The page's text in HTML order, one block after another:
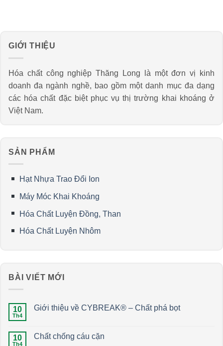
GIỚI THIỆU
Hóa chất công nghiệp Thăng Long là một đơn vị kinh
doanh đa ngành nghề, bao gồm một danh mục đa dạng
các hóa chất đặc biệt phục vụ thị trường khai khoáng ở
Việt Nam.
SẢN PHẨM
Hạt Nhựa Trao Đổi Ion
Máy Móc Khai Khoáng
Hóa Chất Luyện Đồng, Than
Hóa Chất Luyện Nhôm
BÀI VIẾT MỚI
10
Th4
Giới thiệu về CYBREAK® – Chất phá bọt
10
Th4
Chất chống cáu cặn